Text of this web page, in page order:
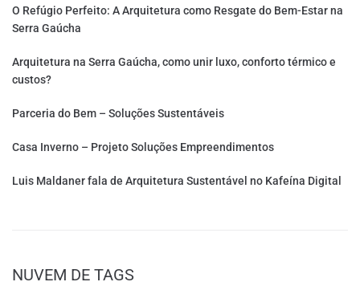
O Refúgio Perfeito: A Arquitetura como Resgate do Bem-Estar na
Serra Gaúcha
Arquitetura na Serra Gaúcha, como unir luxo, conforto térmico e
custos?
Parceria do Bem – Soluções Sustentáveis
Casa Inverno – Projeto Soluções Empreendimentos
Luis Maldaner fala de Arquitetura Sustentável no Kafeína Digital
NUVEM DE TAGS